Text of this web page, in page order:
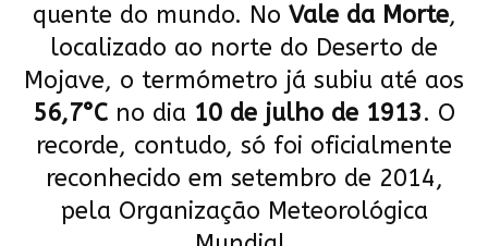
quente do mundo. No Vale da Morte,
localizado ao norte do Deserto de
Mojave, o termómetro já subiu até aos
56,7°C no dia 10 de julho de 1913. O
recorde, contudo, só foi oficialmente
reconhecido em setembro de 2014,
pela Organização Meteorológica